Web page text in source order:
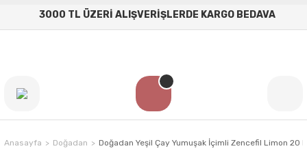
3000 TL ÜZERİ ALIŞVERİŞLERDE KARGO BEDAVA
Anasayfa Doğadan Doğadan Yeşil Çay Yumuşak İçimli Zencefil Limon 20 li